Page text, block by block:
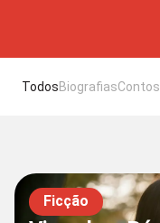
BiografiasContos
Todos
Ficção